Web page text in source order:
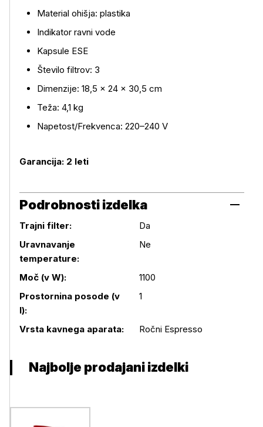
Material ohišja: plastika
Indikator ravni vode
Kapsule ESE
Število filtrov: 3
Dimenzije: 18,5 × 24 × 30,5 cm
Teža: 4,1 kg
Napetost/Frekvenca: 220–240 V
Garancija: 2 leti
Podrobnosti izdelka
Podrobnosti izdelka
Trajni filter:
Da
Uravnavanje
temperature:
Ne
Moč (v W):
1100
Prostornina posode (v
l):
1
Vrsta kavnega aparata: Ročni Espresso
Najbolje prodajani izdelki